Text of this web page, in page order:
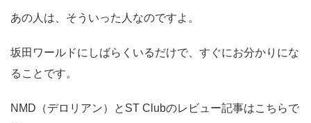
あの人は、そういった人なのですよ。
坂田ワールドにしばらくいるだけで、すぐにお分かりにな
ることです。
NMD（デロリアン）とST Clubのレビュー記事はこちらで